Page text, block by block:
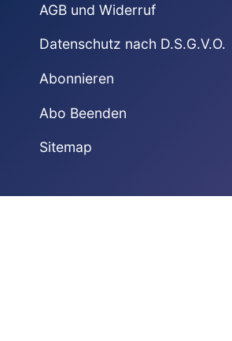
AGB und Widerruf
Datenschutz nach D.S.G.V.O.
Abonnieren
Abo Beenden
Sitemap